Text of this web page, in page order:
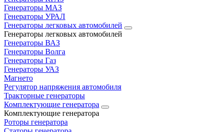
Генераторы МАЗ
Генераторы УРАЛ
Генераторы легковых автомобилей
Генераторы легковых автомобилей
Генераторы ВАЗ
Генераторы Волга
Генераторы Газ
Генераторы УАЗ
Магнето
Регулятор напряжения автомобиля
Тракторные генераторы
Комплектующие генератора
Комплектующие генератора
Роторы генератора